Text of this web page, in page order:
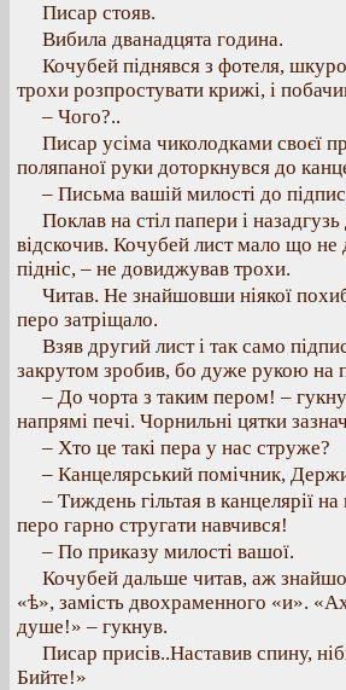
Писар стояв.
Вибила дванадцята година.
Кочубей піднявся з фотеля,
трохи розпростувати крижі, і
– Чого?..
Писар усіма чиколодками своєї
поляпаної руки доторкнувся до
– Письма вашій милості до
Поклав на стіл папери і
відскочив. Кочубей лист мало що не
підніс, – не довиджував трохи.
Читав. Не знайшовши ніякої
перо затріщало.
Взяв другий лист і так само
закрутом зробив, бо дуже рукою на
– До чорта з таким пером! –
напрямі печі. Чорнильні цятки
– Хто це такі пера у нас струже?
– Канцелярський помічник,
– Тиждень гільтая в канцелярії
перо гарно стругати навчився!
– По приказу милості вашої.
Кочубей дальше читав, аж
«ѣ», замість двохраменного «и».
душе!» – гукнув.
Писар присів..Наставив спину,
Бийте!»